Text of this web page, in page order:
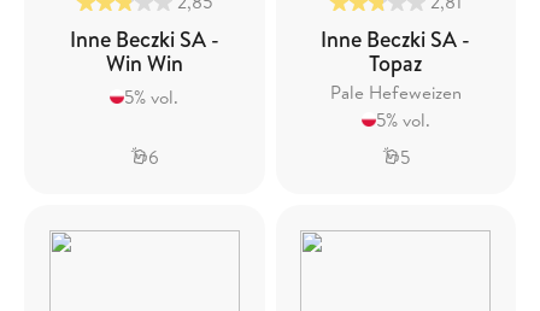
Inne Beczki SA -
Win Win
5% vol.
6
Inne Beczki SA -
Topaz
Pale Hefeweizen
5% vol.
5